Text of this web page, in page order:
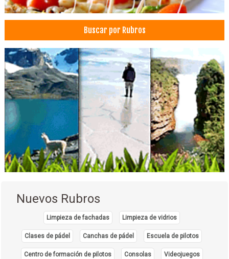
Cirugía de párpados
Rinoplastia
Buscar por Rubros
Nuevos Rubros
Limpieza de fachadas Limpieza de vidrios
Clases de pádel Canchas de pádel Escuela de pilotos
Centro de formación de pilotos Consolas Videojuegos